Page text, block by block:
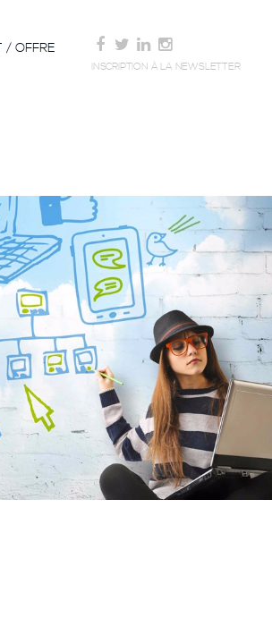
/ OFFRE
INSCRIPTION À LA NEWSLETTER